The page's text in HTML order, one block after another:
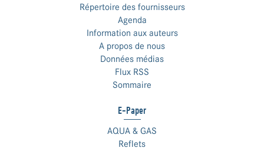
Répertoire des fournisseurs
Agenda
Information aux auteurs
A propos de nous
Données médias
Flux RSS
Sommaire
E-Paper
AQUA & GAS
Reflets